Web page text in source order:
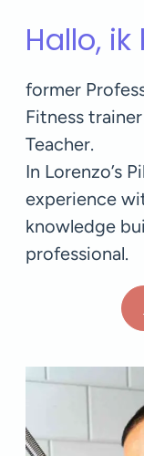
Hallo, ik
former
Fitness
Teacher.
In Lorenzo’s
experience
knowledge
professional.